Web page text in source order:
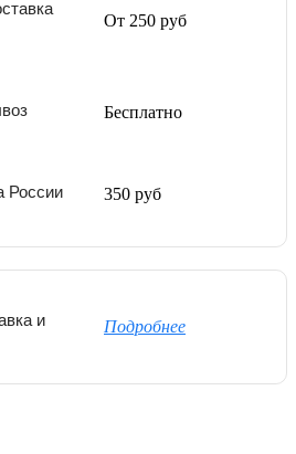
От 250 руб
Бесплатно
России 350 руб
и
Подробнее